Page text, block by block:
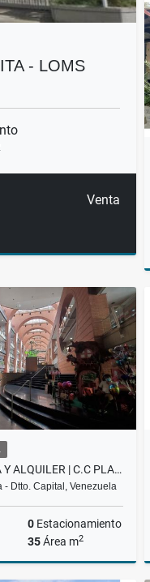
- LOMS
Venta
LOCAL | VENTA Y ALQUILER | C.C PLAZA LAS AMÉRICAS LOCAL | BGC-011-25
- Dtto. Capital, Venezuela
0 Estacionamiento
35Área m2